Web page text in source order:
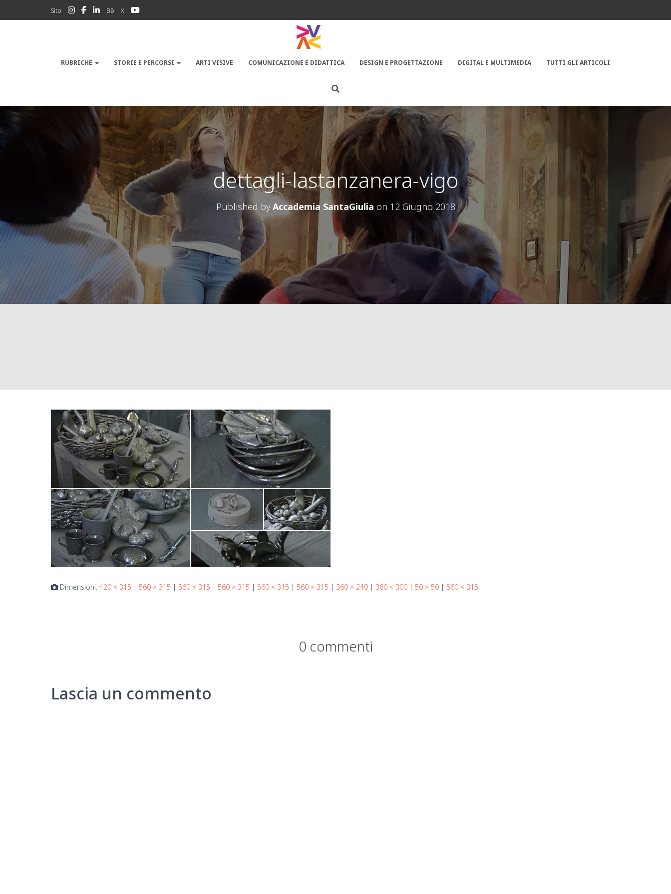
Sito Bē X
RUBRICHE STORIE E PERCORSI ARTI VISIVE COMUNICAZIONE E DIDATTICA DESIGN E PROGETTAZIONE DIGITAL E MULTIMEDIA TUTTI GLI ARTICOLI
dettagli-lastanzanera-vigo
Published byAccademia SantaGiulia on 12 Giugno 2018
Dimensioni: 420 × 315 | 560 × 315 | 560 × 315 | 560 × 315 | 560 × 315 | 560 × 315 | 360 × 240 | 360 × 300 | 50 × 50 | 560 × 315
0 commenti
Lascia un commento